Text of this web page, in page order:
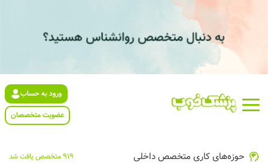
ورود به حساب
عضویت متخصصان
حوزه‌های کاری متخصص داخلی 919 متخصص یافت شد